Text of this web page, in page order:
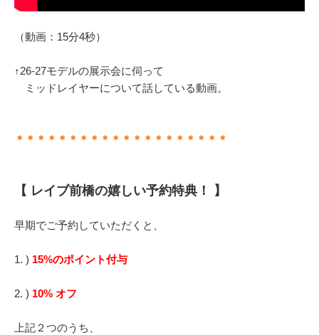
（動画：15分4秒）
↑26-27モデルの展示会に伺って
ミッドレイヤーについて話している動画。
＊＊＊＊＊＊＊＊＊＊＊＊＊＊＊＊＊＊＊＊
【 レイブ前橋の嬉しい予約特典！ 】
早期でご予約していただくと、
1. ) 15%のポイント付与
2. ) 10% オフ
上記２つのうち、